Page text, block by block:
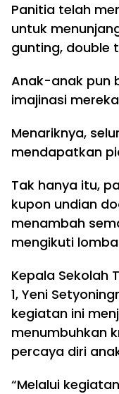
Panitia telah
untuk
gunting, double
Anak-anak pun
imajinasi
Menariknya,
mendapatkan
Tak hanya itu,
kupon undian
menambah
mengikuti
Kepala Sekolah
1, Yeni
kegiatan ini
menumbuhkan
percaya diri
“Melalui